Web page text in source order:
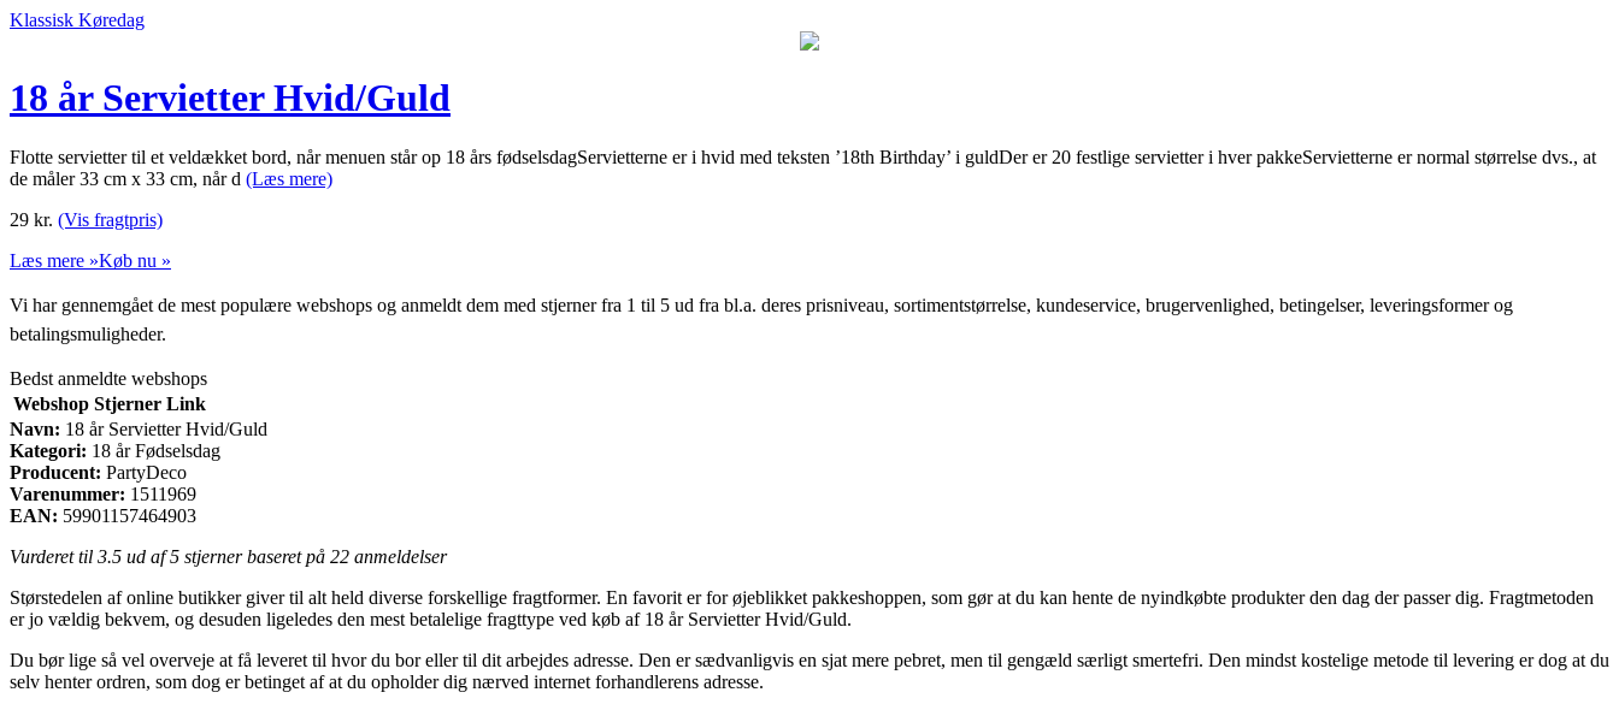
Klassisk Køredag
18 år Servietter Hvid/Guld
Flotte servietter til et veldækket bord, når menuen står op 18 års fødselsdagServietterne er i hvid med teksten ’18th Birthday’ i guldDer er 20 festlige servietter i hver pakkeServietterne er normal størrelse dvs., at
de måler 33 cm x 33 cm, når d (Læs mere)
29 kr. (Vis fragtpris)
Læs mere »Køb nu »
Vi har gennemgået de mest populære webshops og anmeldt dem med stjerner fra 1 til 5 ud fra bl.a. deres prisniveau, sortimentstørrelse, kundeservice, brugervenlighed, betingelser, leveringsformer og
betalingsmuligheder.
Bedst anmeldte webshops
Webshop Stjerner Link
Navn: 18 år Servietter Hvid/Guld
Kategori: 18 år Fødselsdag
Producent: PartyDeco
Varenummer: 1511969
EAN: 59901157464903
Vurderet til 3.5 ud af 5 stjerner baseret på 22 anmeldelser
Størstedelen af online butikker giver til alt held diverse forskellige fragtformer. En favorit er for øjeblikket pakkeshoppen, som gør at du kan hente de nyindkøbte produkter den dag der passer dig. Fragtmetoden
er jo vældig bekvem, og desuden ligeledes den mest betalelige fragttype ved køb af 18 år Servietter Hvid/Guld.
Du bør lige så vel overveje at få leveret til hvor du bor eller til dit arbejdes adresse. Den er sædvanligvis en sjat mere pebret, men til gengæld særligt smertefri. Den mindst kostelige metode til levering er dog at du
selv henter ordren, som dog er betinget af at du opholder dig nærved internet forhandlerens adresse.